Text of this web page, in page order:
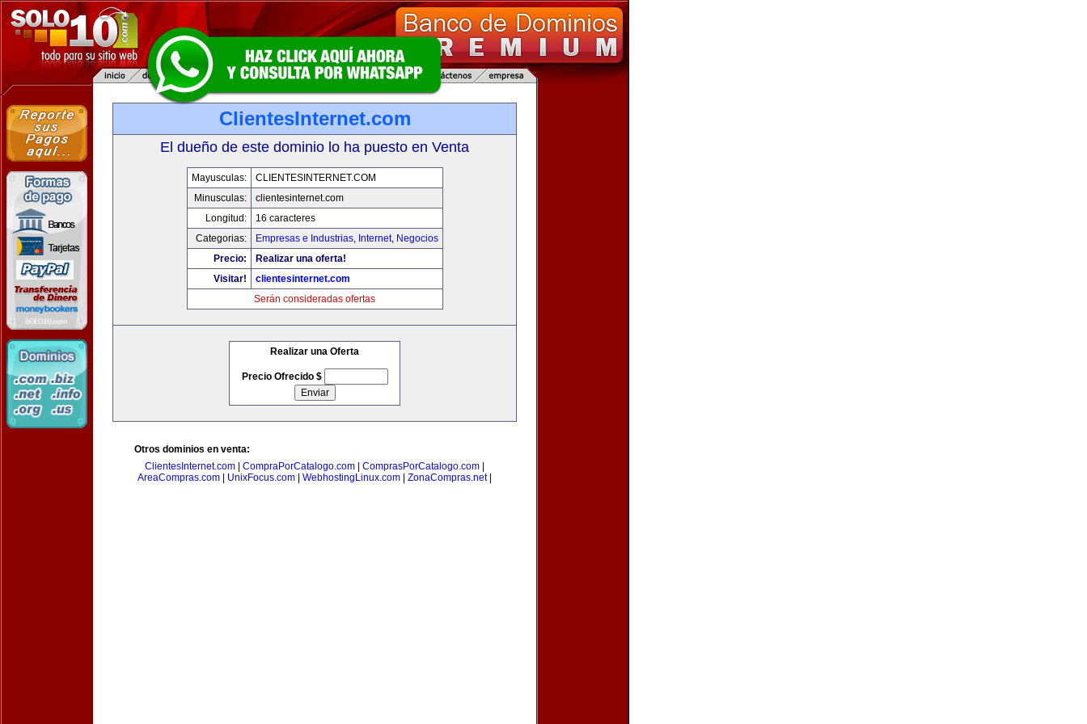
ClientesInternet.com
El dueño de este dominio lo ha puesto en Venta
Mayusculas:
CLIENTESINTERNET.COM
Minusculas:
clientesinternet.com
Longitud:
16 caracteres
Categorias:
Empresas e Industrias, Internet, Negocios
Precio:
Realizar una oferta!
Visitar!
clientesinternet.com
Serán consideradas ofertas
Realizar una Oferta
Precio Ofrecido $
Otros dominios en venta:
ClientesInternet.com
CompraPorCatalogo.com ComprasPorCatalogo.com
AreaCompras.com
UnixFocus.com WebhostingLinux.com ZonaCompras.net|